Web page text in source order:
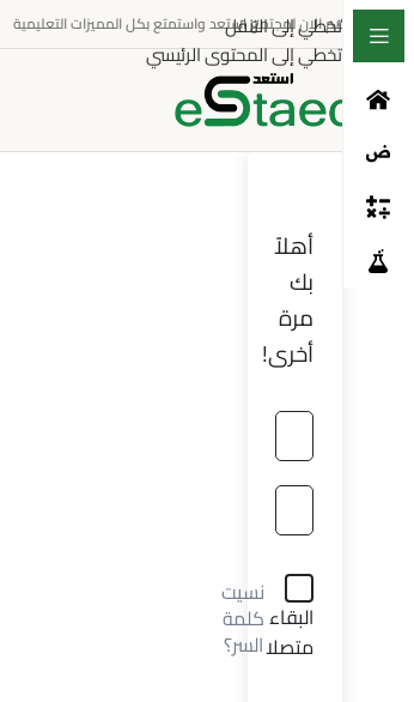
تخطي إلى التنقل
تخطي إلى المحتوى الرئيسي
انضم الان لمجتمع استعد واستمتع بكل المميزات التعليمية
أهلاً
بك
مرة
أخرى!
البقاء
متصلا
نسيت
كلمة
السر؟